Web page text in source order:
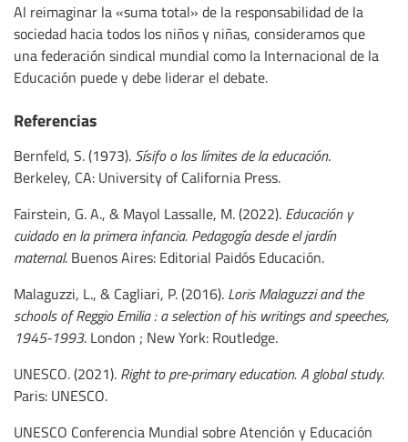
Al reimaginar la «suma total» de la responsabilidad de la
sociedad hacia todos los niños y niñas, consideramos que
una federación sindical mundial como la Internacional de la
Educación puede y debe liderar el debate.
Referencias
Bernfeld, S. (1973). Sísifo o los límites de la educación.
Berkeley, CA: University of California Press.
Fairstein, G. A., & Mayol Lassalle, M. (2022). Educación y
cuidado en la primera infancia. Pedagogía desde el jardín
maternal. Buenos Aires: Editorial Paidós Educación.
Malaguzzi, L., & Cagliari, P. (2016). Loris Malaguzzi and the
schools of Reggio Emilia : a selection of his writings and speeches,
1945-1993. London ; New York: Routledge.
UNESCO. (2021). Right to pre-primary education. A global study.
Paris: UNESCO.
UNESCO Conferencia Mundial sobre Atención y Educación